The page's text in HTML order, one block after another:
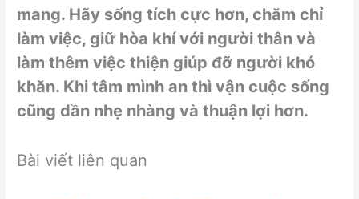
mang. Hãy sống tích cực hơn, chăm chỉ
làm việc, giữ hòa khí với người thân và
làm thêm việc thiện giúp đỡ người khó
khăn. Khi tâm mình an thì vận cuộc sống
cũng dần nhẹ nhàng và thuận lợi hơn.
Bài viết liên quan